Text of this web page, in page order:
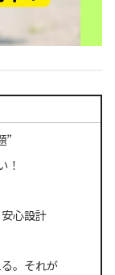
”
！
心設計
。それが